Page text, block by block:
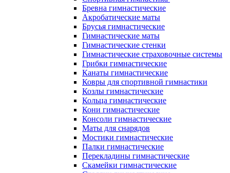
Бревна гимнастические
Акробатические маты
Брусья гимнастические
Гимнастические маты
Гимнастические стенки
Гимнастические страховочные системы
Грибки гимнастические
Канаты гимнастические
Ковры для спортивной гимнастики
Козлы гимнастические
Кольца гимнастические
Кони гимнастические
Консоли гимнастические
Маты для снарядов
Мостики гимнастические
Палки гимнастические
Перекладины гимнастические
Скамейки гимнастические